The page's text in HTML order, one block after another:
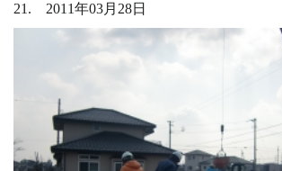
21. 2011年03月28日